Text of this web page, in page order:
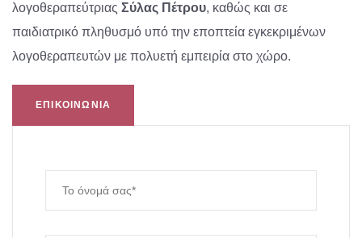
λογοθεραπεύτριας Σύλας Πέτρου, καθώς και σε
παιδιατρικό πληθυσμό υπό την εποπτεία εγκεκριμένων
λογοθεραπευτών με πολυετή εμπειρία στο χώρο.
ΕΠΙΚΟΙΝΩΝΙΑ